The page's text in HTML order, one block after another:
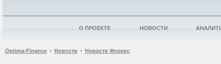
Optima-Finance Новости Новости Форекс
О ПРОЕКТЕ НОВОСТИ